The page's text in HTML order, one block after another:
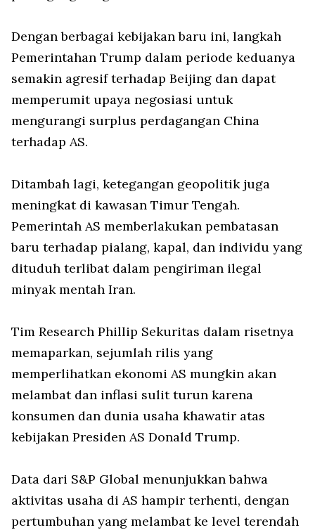
Dengan berbagai kebijakan baru ini, langkah
Pemerintahan Trump dalam periode keduanya
semakin agresif terhadap Beijing dan dapat
memperumit upaya negosiasi untuk
mengurangi surplus perdagangan China
terhadap AS.
Ditambah lagi, ketegangan geopolitik juga
meningkat di kawasan Timur Tengah.
Pemerintah AS memberlakukan pembatasan
baru terhadap pialang, kapal, dan individu yang
dituduh terlibat dalam pengiriman ilegal
minyak mentah Iran.
Tim Research Phillip Sekuritas dalam risetnya
memaparkan, sejumlah rilis yang
memperlihatkan ekonomi AS mungkin akan
melambat dan inflasi sulit turun karena
konsumen dan dunia usaha khawatir atas
kebijakan Presiden AS Donald Trump.
Data dari S&P Global menunjukkan bahwa
aktivitas usaha di AS hampir terhenti, dengan
pertumbuhan yang melambat ke level terendah